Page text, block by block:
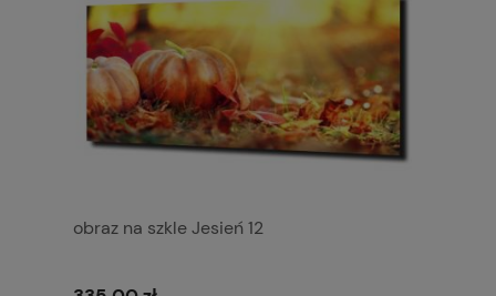
obraz na szkle Jesień 12